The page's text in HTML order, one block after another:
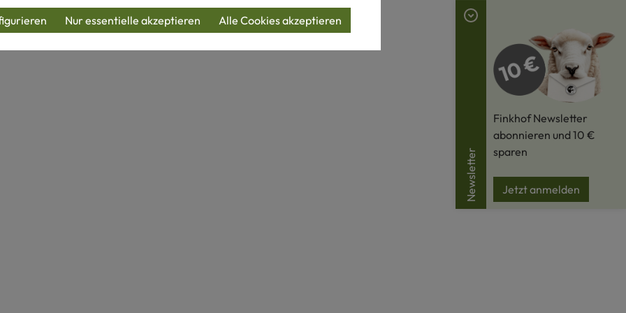
Newsletter
Finkhof Newsletter
abonnieren und 10 €
sparen
Jetzt anmelden
Nur essentielle akzeptieren Alle Cookies akzeptieren